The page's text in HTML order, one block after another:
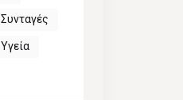
Συνταγές
Υγεία